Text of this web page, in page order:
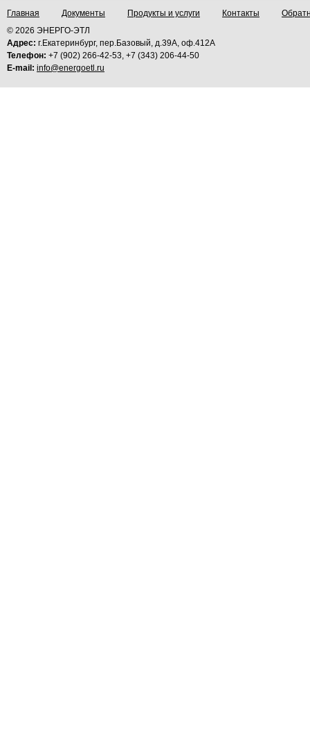
Главная Документы Продукты и услуги Контакты
© 2026 ЭНЕРГО-ЭТЛ
Адрес: г.Екатеринбург, пер.Базовый, д.39А, оф.412А
Телефон: +7 (902) 266-42-53, +7 (343) 206-44-50
E-mail: info@energoetl.ru